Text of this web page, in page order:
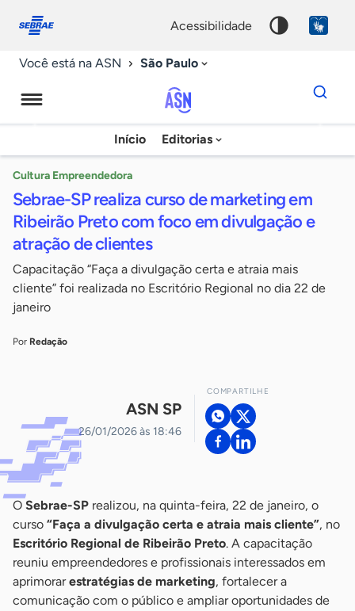
conosco
acessibilidade
Você está na ASN São Paulo
Agência
Sebrae
Notícias
Início Editorias
Dados
para
chave
Cultura Empreendedora
Sebrae-SP realiza curso de marketing em
Ribeirão Preto com foco em divulgação e
atração de clientes
Capacitação “Faça a divulgação certa e atraia mais
cliente” foi realizada no Escritório Regional no dia 22 de
janeiro
Por Redação
ASN SP
26/01/2026 às 18:46
COMPARTILHE
O Sebrae-SP realizou, na quinta-feira, 22 de janeiro, o
curso “Faça a divulgação certa e atraia mais cliente”, no
Escritório Regional de Ribeirão Preto. A capacitação
reuniu empreendedores e profissionais interessados em
aprimorarestratégias de marketing, fortalecer a
comunicação com o público e ampliar oportunidades de